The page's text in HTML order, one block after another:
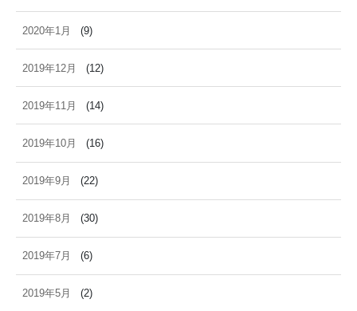
2020年1月 (9)
2019年12月 (12)
2019年11月 (14)
2019年10月 (16)
2019年9月 (22)
2019年8月 (30)
2019年7月 (6)
2019年5月 (2)